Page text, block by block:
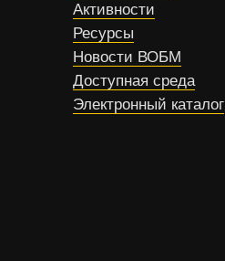
Активности
Ресурсы
Новости ВОБМ
Доступная среда
Электронный каталог